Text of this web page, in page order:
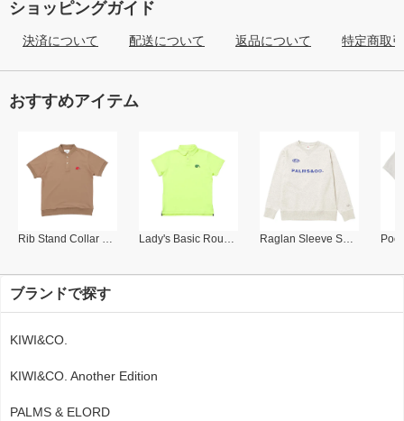
ショッピングガイド
決済について 配送について 返品について 特定商取
おすすめアイテム
Rib Stand Collar Polo Lady's Basic Round Collar Polo Raglan Sleeve Sweat Shirt
ブランドで探す
KIWI&CO.
KIWI&CO. Another Edition
PALMS & ELORD